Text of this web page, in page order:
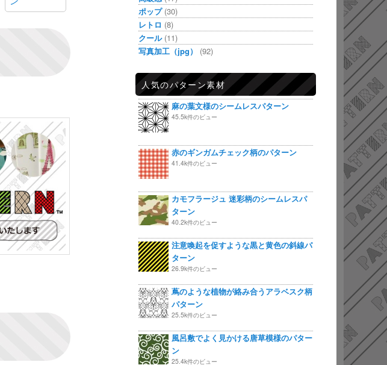
ポップ(30)
レトロ (8)
クール(11)
写真加工（jpg）
(92)
人気のパターン素材
麻の葉文様のシームレスパターン
45.5k件のビュー
赤のギンガムチェック柄のパターン
41.4k件のビュー
カモフラージュ 迷彩柄のシームレスパ
ターン
40.2k件のビュー
注意喚起を促すような黒と黄色の斜線パ
ターン
26.9k件のビュー
蔦のような植物が絡み合うアラベスク柄
パターン
25.5k件のビュー
風呂敷でよく見かける唐草模様のパター
ン
25.4k件のビュー